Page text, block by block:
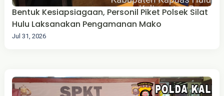
Bentuk Kesiapsiagaan, Personil Piket Polsek Silat
Hulu Laksanakan Pengamanan Mako
Jul 31, 2026